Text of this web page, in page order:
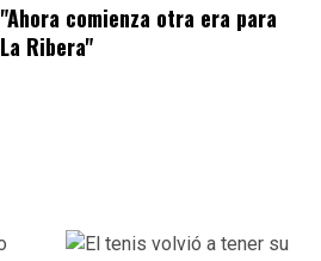
"Ahora comienza otra era para
La Ribera"